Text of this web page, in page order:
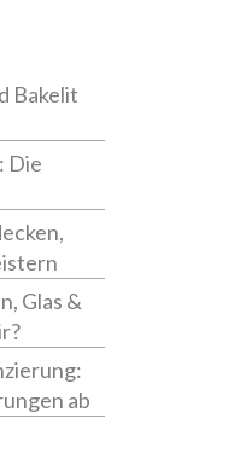
Bakelit
Die
Glas &
ab